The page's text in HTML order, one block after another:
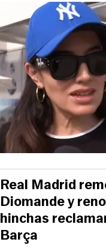
Real Madrid
Diomande y
hinchas
Barça